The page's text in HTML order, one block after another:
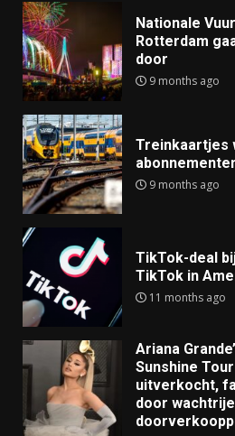
Nationale
Rotterdam
door
9 months ago
Treinkaartjes
9 months ago
TikTok-deal
TikTok in
11 months ago
Ariana
Sunshine
uitverkocht,
door